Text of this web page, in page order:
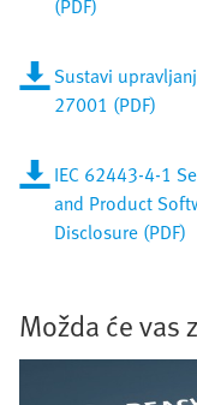
Sustavi
27001 (PDF)
IEC 62443-4-1
and Product
Disclosure (PDF)
Možda će vas